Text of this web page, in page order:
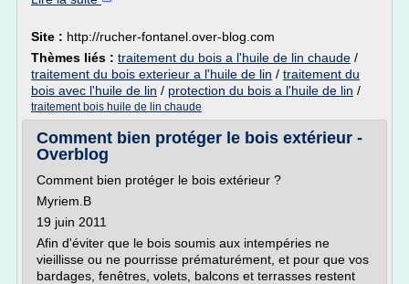
Site : http://rucher-fontanel.over-blog.com
Thèmes liés : traitement du bois a l'huile de lin chaude /
traitement du bois exterieur a l'huile de lin / traitement du
bois avec l'huile de lin / protection du bois a l'huile de lin /
traitement bois huile de lin chaude
Comment bien protéger le bois extérieur -
Overblog
Comment bien protéger le bois extérieur ?
Myriem.B
19 juin 2011
Afin d'éviter que le bois soumis aux intempéries ne
vieillisse ou ne pourrisse prématurément, et pour que vos
bardages, fenêtres, volets, balcons et terrasses restent